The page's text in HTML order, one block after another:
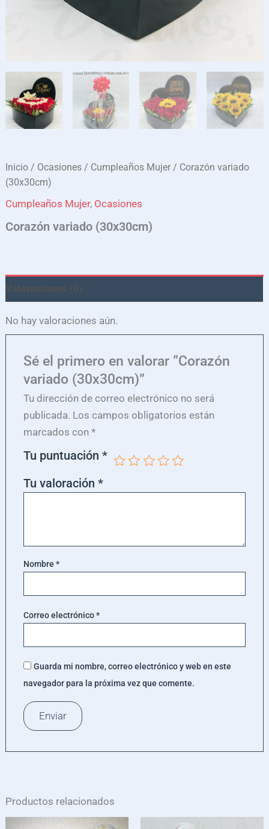
Inicio / Ocasiones / Cumpleaños Mujer / Corazón variado
(30x30cm)
Cumpleaños Mujer, Ocasiones
Corazón variado (30x30cm)
Valoraciones (0)
No hay valoraciones aún.
Sé el primero en valorar “Corazón
variado (30x30cm)”
Tu dirección de correo electrónico no será
publicada. Los campos obligatorios están
marcados con *
Tu puntuación *
Tu valoración *
Nombre *
Correo electrónico*
Guarda mi nombre, correo electrónico y web en este
navegador para la próxima vez que comente.
Productos relacionados